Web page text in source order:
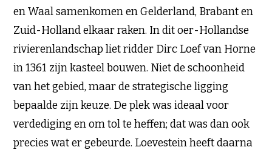
en Waal samenkomen en Gelderland, Brabant en
Zuid-Holland elkaar raken. In dit oer-Hollandse
rivierenlandschap liet ridder Dirc Loef van Horne
in 1361 zijn kasteel bouwen. Niet de schoonheid
van het gebied, maar de strategische ligging
bepaalde zijn keuze. De plek was ideaal voor
verdediging en om tol te heffen; dat was dan ook
precies wat er gebeurde. Loevestein heeft daarna